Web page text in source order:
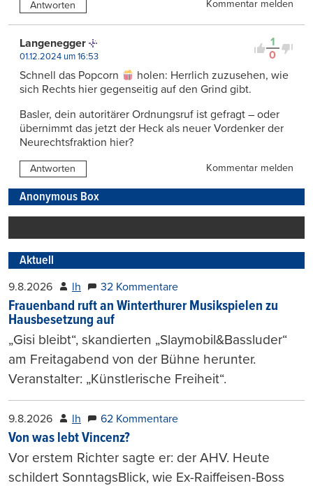
Antworten Kommentar melden
1
0
Langenegger
01.12.2024 um 16:53
Schnell das Popcorn
holen: Herrlich zuzusehen, wie
sich Rechts hier gegenseitig auf den Grind gibt.
Basler, dein autoritärer Ordnungsruf ist gefragt – oder
übernimmt das jetzt der Heck als neuer Vordenker der
Neurechtsfraktion hier?
Antworten Kommentar melden
Anonymous Box
Aktuell
9.8.2026 lh 32 Kommentare
Frauenband ruft an Winterthurer Musikspielen zu
Hausbesetzung auf
„Gisi bleibt“, skandierten „Slaymobil&Bassluder“
am Freitagabend von der Bühne herunter.
Veranstalter: „Künstlerische Freiheit“.
9.8.2026 lh 62 Kommentare
Von was lebt Vincenz?
Vor erstem Richter sagte er: der AHV. Heute
schildert SonntagsBlick, wie Ex-Raiffeisen-Boss